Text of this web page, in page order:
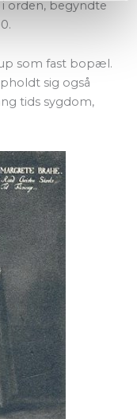
orden, begyndte
som fast bopæl.
sig også
tids sygdom,